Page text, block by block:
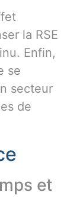
la RSE
Enfin,
se
secteur
de
et